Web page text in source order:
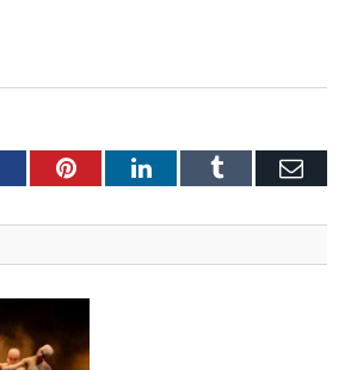
PinterestLinkedInTumblr E-